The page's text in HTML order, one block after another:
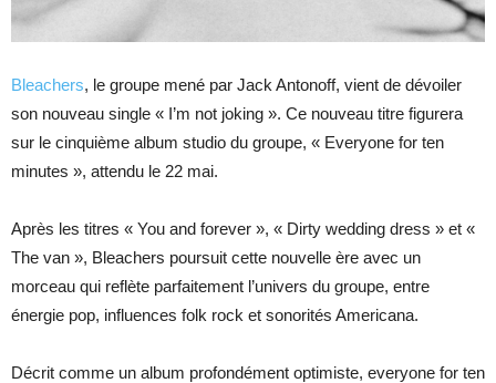
Bleachers, le groupe mené par Jack Antonoff, vient de dévoiler
son nouveau single « I’m not joking ». Ce nouveau titre figurera
sur le cinquième album studio du groupe, « Everyone for ten
minutes », attendu le 22 mai.
Après les titres « You and forever », « Dirty wedding dress » et «
The van », Bleachers poursuit cette nouvelle ère avec un
morceau qui reflète parfaitement l’univers du groupe, entre
énergie pop, influences folk rock et sonorités Americana.
Décrit comme un album profondément optimiste, everyone for ten